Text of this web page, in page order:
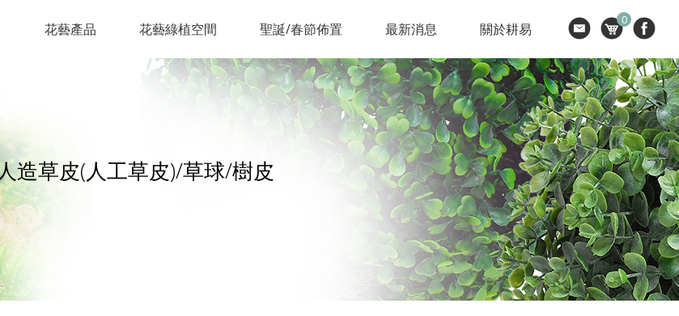
花藝產品 花藝綠植空間 聖誕/春節佈置 最新消息 關於耕易
0
造草皮(人工草皮)/草球/樹皮